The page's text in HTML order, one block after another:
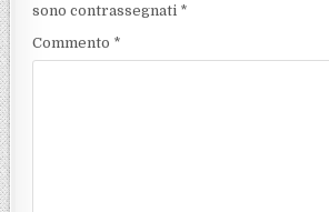
sono contrassegnati *
Commento *